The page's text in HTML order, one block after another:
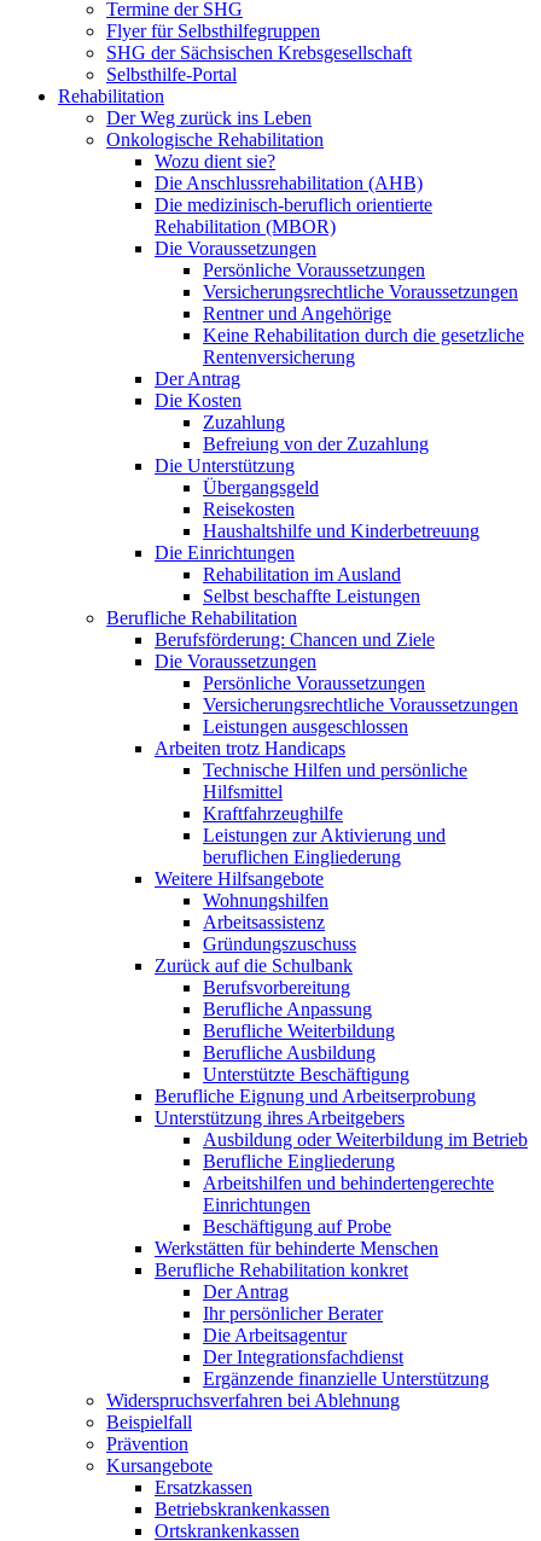
Termine der SHG
Flyer für Selbsthilfegruppen
SHG der Sächsischen Krebsgesellschaft
Selbsthilfe-Portal
Rehabilitation
Der Weg zurück ins Leben
Onkologische Rehabilitation
Wozu dient sie?
Die Anschlussrehabilitation (AHB)
Die medizinisch-beruflich orientierte
Rehabilitation (MBOR)
Die Voraussetzungen
Persönliche Voraussetzungen
Versicherungsrechtliche Voraussetzungen
Rentner und Angehörige
Keine Rehabilitation durch die gesetzliche
Rentenversicherung
Der Antrag
Die Kosten
Zuzahlung
Befreiung von der Zuzahlung
Die Unterstützung
Übergangsgeld
Reisekosten
Haushaltshilfe und Kinderbetreuung
Die Einrichtungen
Rehabilitation im Ausland
Selbst beschaffte Leistungen
Berufliche Rehabilitation
Berufsförderung: Chancen und Ziele
Die Voraussetzungen
Persönliche Voraussetzungen
Versicherungsrechtliche Voraussetzungen
Leistungen ausgeschlossen
Arbeiten trotz Handicaps
Technische Hilfen und persönliche
Hilfsmittel
Kraftfahrzeughilfe
Leistungen zur Aktivierung und
beruflichen Eingliederung
Weitere Hilfsangebote
Wohnungshilfen
Arbeitsassistenz
Gründungszuschuss
Zurück auf die Schulbank
Berufsvorbereitung
Berufliche Anpassung
Berufliche Weiterbildung
Berufliche Ausbildung
Unterstützte Beschäftigung
Berufliche Eignung und Arbeitserprobung
Unterstützung ihres Arbeitgebers
Ausbildung oder Weiterbildung im Betrieb
Berufliche Eingliederung
Arbeitshilfen und behindertengerechte
Einrichtungen
Beschäftigung auf Probe
Werkstätten für behinderte Menschen
Berufliche Rehabilitation konkret
Der Antrag
Ihr persönlicher Berater
Die Arbeitsagentur
Der Integrationsfachdienst
Ergänzende finanzielle Unterstützung
Widerspruchsverfahren bei Ablehnung
Beispielfall
Prävention
Kursangebote
Ersatzkassen
Betriebskrankenkassen
Ortskrankenkassen